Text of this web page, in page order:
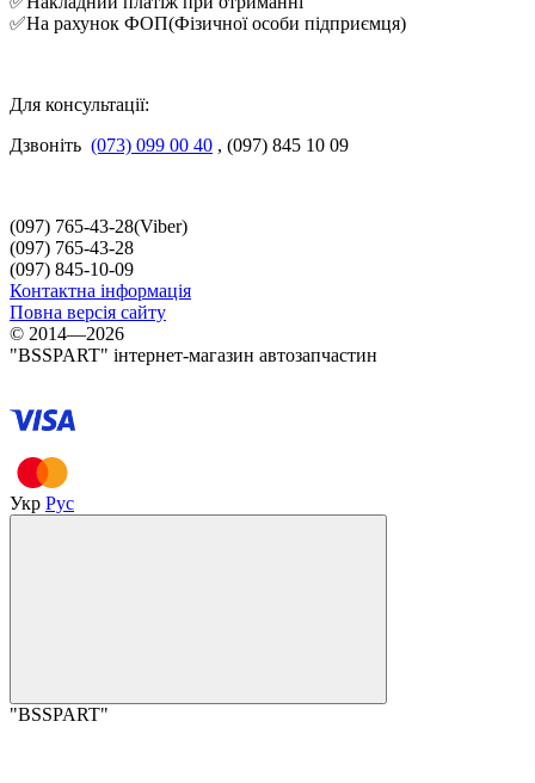
✅На рахунок ФОП(Фізичної особи підприємця)
Для консультації:
Дзвоніть (073) 099 00 40 , (097) 845 10 09
(097) 765-43-28(Viber)
(097) 765-43-28
(097) 845-10-09
Контактна інформація
Повна версія сайту
© 2014—2026
"BSSPART" інтернет-магазин автозапчастин
Укр Рус
"BSSPART"